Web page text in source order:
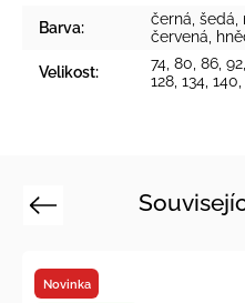
Barva: černá šedá
červená
Velikost:
74, 80, 86,
128, 134,
Previous
Novinka